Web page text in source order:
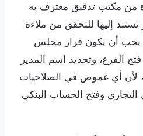
من مكتب تدقيق معترف به
تستند إليها للتحقق من ملاءة
يجب أن يكون قرار مجلس
الفرع، وتحديد اسم المدير
لأن أي غموض في الصلاحيات
وفتح الحساب البنكي